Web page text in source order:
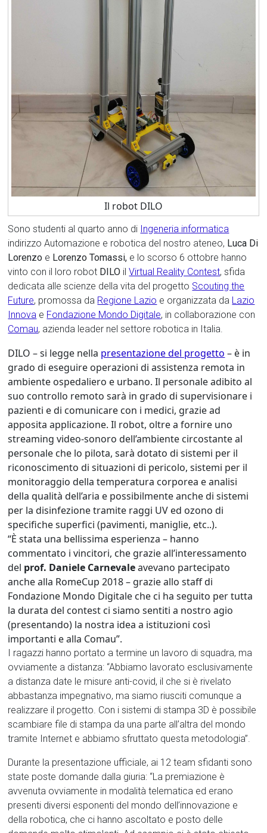
Il robot DILO
Sono studenti al quarto anno di Ingeneria informatica
indirizzo Automazione e robotica del nostro ateneo, Luca Di
Lorenzo e Lorenzo Tomassi, e lo scorso 6 ottobre hanno
vinto con il loro robot DILO ilVirtual Reality Contest, sfida
dedicata alle scienze della vita del progetto Scouting the
Future, promossa da Regione Lazio e organizzata da Lazio
Innova e Fondazione Mondo Digitale, in collaborazione con
Comau, azienda leader nel settore robotica in Italia.
DILO – si legge nella presentazione del progetto – è in
grado di eseguire operazioni di assistenza remota in
ambiente ospedaliero e urbano. Il personale adibito al
suo controllo remoto sarà in grado di supervisionare i
pazienti e di comunicare con i medici, grazie ad
apposita applicazione. Il robot, oltre a fornire uno
streaming video-sonoro dell’ambiente circostante al
personale che lo pilota, sarà dotato di sistemi per il
riconoscimento di situazioni di pericolo, sistemi per il
monitoraggio della temperatura corporea e analisi
della qualità dell’aria e possibilmente anche di sistemi
per la disinfezione tramite raggi UV ed ozono di
specifiche superfici (pavimenti, maniglie, etc..).
“È stata una bellissima esperienza – hanno
commentato i vincitori, che grazie all’interessamento
del prof. Daniele Carnevaleavevano partecipato
anche alla RomeCup 2018 – grazie allo staff di
Fondazione Mondo Digitale che ci ha seguito per tutta
la durata del contest ci siamo sentiti a nostro agio
(presentando) la nostra idea a istituzioni così
importanti e alla Comau”.
I ragazzi hanno portato a termine un lavoro di squadra, ma
ovviamente a distanza: “Abbiamo lavorato esclusivamente
a distanza date le misure anti-covid, il che si è rivelato
abbastanza impegnativo, ma siamo riusciti comunque a
realizzare il progetto. Con i sistemi di stampa 3D è possibile
scambiare file di stampa da una parte all’altra del mondo
tramite Internet e abbiamo sfruttato questa metodologia”.
Durante la presentazione ufficiale, ai 12 team sfidanti sono
state poste domande dalla giuria: “La premiazione è
avvenuta ovviamente in modalità telematica ed erano
presenti diversi esponenti del mondo dell’innovazione e
della robotica, che ci hanno ascoltato e posto delle